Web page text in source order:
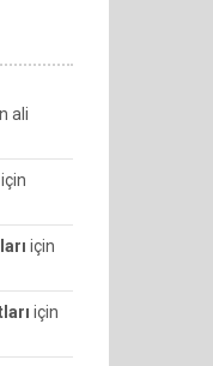
ali
için
için
için